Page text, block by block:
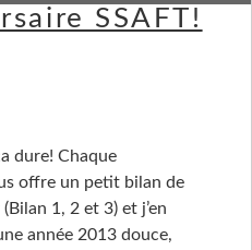
SSAFT!
dure! Chaque
offre un petit bilan de
1, 2 et 3) et j’en
année 2013 douce,